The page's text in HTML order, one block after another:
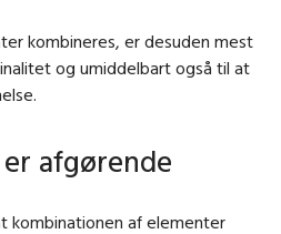
kombineres, er desuden mest
og umiddelbart også til at
afgørende
kombinationen af elementer